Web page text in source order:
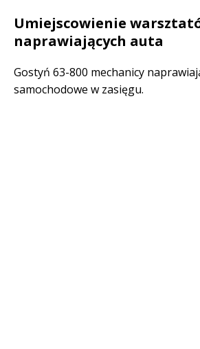
Umiejscowienie
naprawiających auta
Gostyń 63-800 mechanicy
samochodowe w zasięgu.